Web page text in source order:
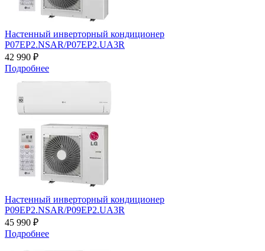
Настенный инверторный кондиционер
P07EP2.NSAR/P07EP2.UA3R
42 990 ₽
Подробнее
Настенный инверторный кондиционер
P09EP2.NSAR/P09EP2.UA3R
45 990 ₽
Подробнее